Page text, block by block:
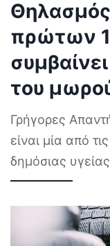
πρώτων
του
Γρήγορες
είναι μία από
δημόσιας